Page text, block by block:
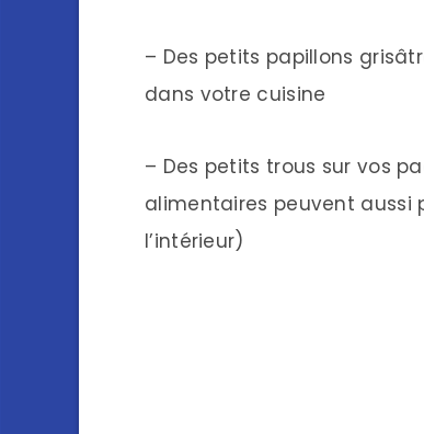
– Des petits papillons
dans votre cuisine
– Des petits trous sur vos
alimentaires peuvent aussi
l’intérieur)